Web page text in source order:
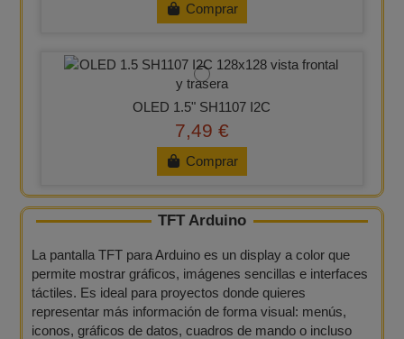
Comprar
OLED 1.5" SH1107 I2C
7,49 €
Comprar
TFT Arduino
La pantalla TFT para Arduino es un display a color que
permite mostrar gráficos, imágenes sencillas e interfaces
táctiles. Es ideal para proyectos donde quieres
representar más información de forma visual: menús,
iconos, gráficos de datos, cuadros de mando o incluso